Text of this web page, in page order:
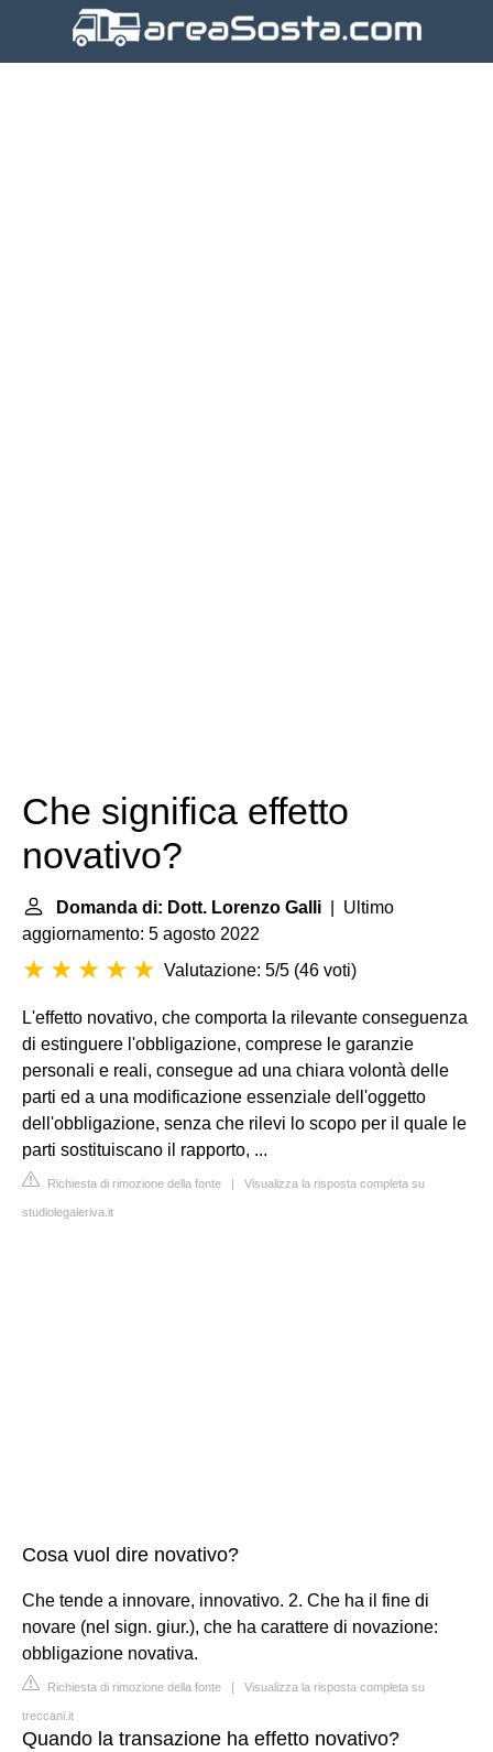
Che significa effetto
novativo?
Domanda di: Dott. Lorenzo Galli | Ultimo
aggiornamento: 5 agosto 2022
Valutazione: 5/5 (46 voti)
L'effetto novativo, che comporta la rilevante conseguenza
di estinguere l'obbligazione, comprese le garanzie
personali e reali, consegue ad una chiara volontà delle
parti ed a una modificazione essenziale dell'oggetto
dell'obbligazione, senza che rilevi lo scopo per il quale le
parti sostituiscano il rapporto, ...
Richiesta di rimozione della fonte | Visualizza la risposta completa su
studiolegaleriva.it
Cosa vuol dire novativo?
Che tende a innovare, innovativo. 2. Che ha il fine di
novare (nel sign. giur.), che ha carattere di novazione:
obbligazione novativa.
Richiesta di rimozione della fonte | Visualizza la risposta completa su
treccani.it
Quando la transazione ha effetto novativo?